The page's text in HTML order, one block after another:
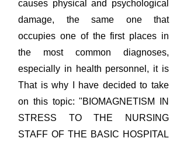
causes physical and psychological
damage, the same one that
occupies one of the first places in
the most common diagnoses,
especially in health personnel, it is
That is why I have decided to take
on this topic: "BIOMAGNETISM IN
STRESS TO THE NURSING
STAFF OF THE BASIC HOSPITAL